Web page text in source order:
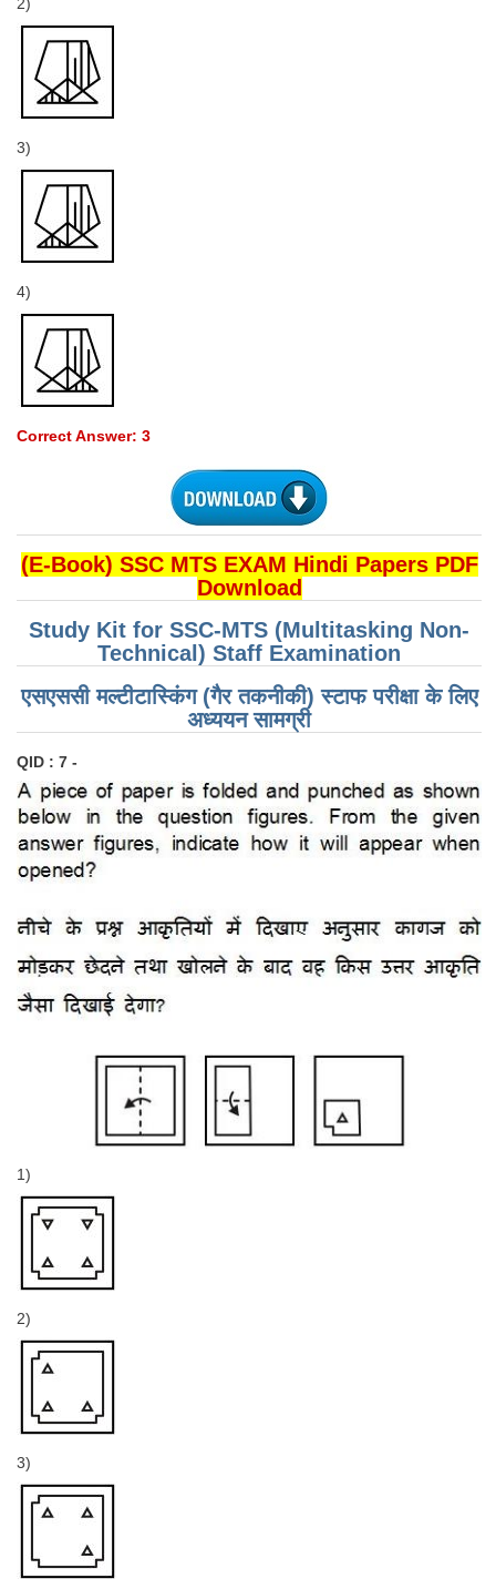
3)
4)
Correct Answer: 3
(E-Book) SSC MTS EXAM Hindi Papers PDF
Download
Study Kit for SSC-MTS (Multitasking Non-
Technical) Staff Examination
एसएससी मल्टीटास्किंग (गैर तकनीकी) स्टाफ परीक्षा के लिए
अध्ययन सामग्री
QID : 7 -
1)
2)
3)